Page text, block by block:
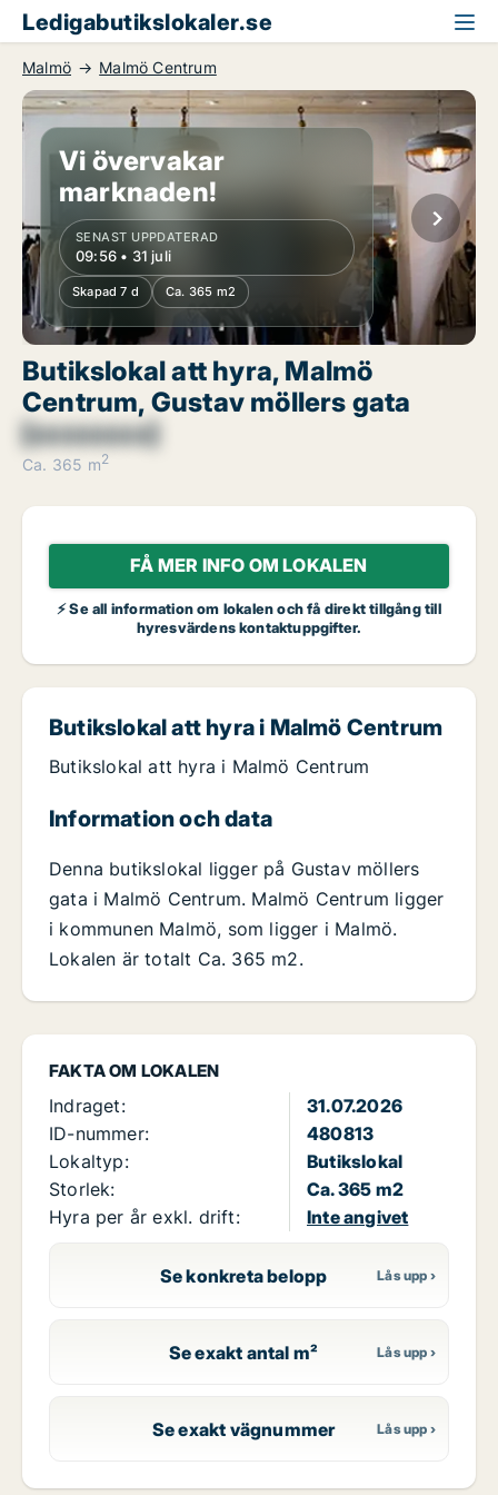
Ledigabutikslokaler.se
Malmö Malmö Centrum
Vi övervakar
marknaden!
SENAST UPPDATERAD
09:56 • 31 juli
Skapad 7 d Ca. 365 m2
Butikslokal att hyra, Malmö
Centrum, Gustav möllers gata
[xxxxxxxx]
Ca. 365 m2
FÅ MER INFO OM LOKALEN
⚡ Se all information om lokalen och få direkt tillgång till
hyresvärdens kontaktuppgifter.
FAKTA OM LOKALEN
Indraget:
31.07.2026
ID-nummer:
480813
Lokaltyp:
Butikslokal
Storlek:
Ca. 365 m2
Hyra per år exkl. drift:
Inte angivet
Se konkreta belopp
Se exakt antal m²
Se exakt vägnummer
Butikslokal att hyra i Malmö Centrum
Butikslokal att hyra i Malmö Centrum
Information och data
Denna butikslokal ligger på Gustav möllers
gata i Malmö Centrum. Malmö Centrum ligger
i kommunen Malmö, som ligger i Malmö.
Lokalen är totalt Ca. 365 m2.